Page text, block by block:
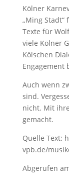
Kölner
„Ming Stadt“
Texte für
viele Kölner
Kölschen
Engagement
Auch wenn
sind.
nicht. Mit
gemacht.
Quelle Text:
vpb.de/
Abgerufen